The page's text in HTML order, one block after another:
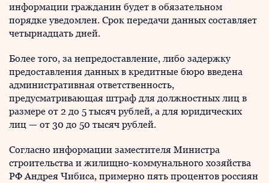
информации гражданин будет в обязательном
порядке уведомлен. Срок передачи данных составляет
четырнадцать дней.
Более того, за непредоставление, либо задержку
предоставления данных в кредитные бюро введена
административная ответственность,
предусматривающая штраф для должностных лиц в
размере от 2 до 5 тысяч рублей, а для юридических
лиц — от 30 до 50 тысяч рублей.
Согласно информации заместителя Министра
строительства и жилищно-коммунального хозяйства
РФ Андрея Чибиса, примерно пять процентов россиян